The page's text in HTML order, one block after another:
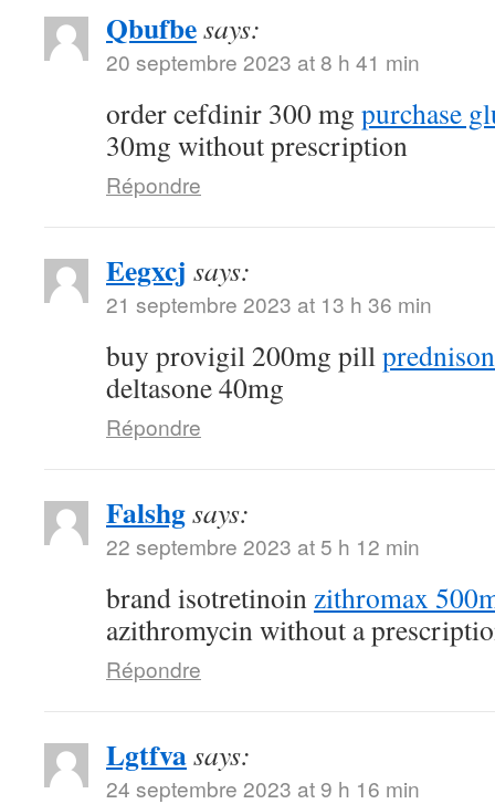
Qbufbesays:
20 septembre 2023 at 8 h 41 min
order cefdinir 300 mg purchase
30mg without prescription
Répondre
Eegxcj says:
21 septembre 2023 at 13 h 36 min
buy provigil 200mg pill
deltasone 40mg
Répondre
Falshgsays:
22 septembre 2023 at 5 h 12 min
brand isotretinoinzithromax
azithromycin without a
Répondre
Lgtfvasays:
24 septembre 2023 at 9 h 16 min